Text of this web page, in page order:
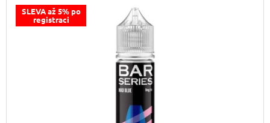
SLEVA až 5% po
registraci